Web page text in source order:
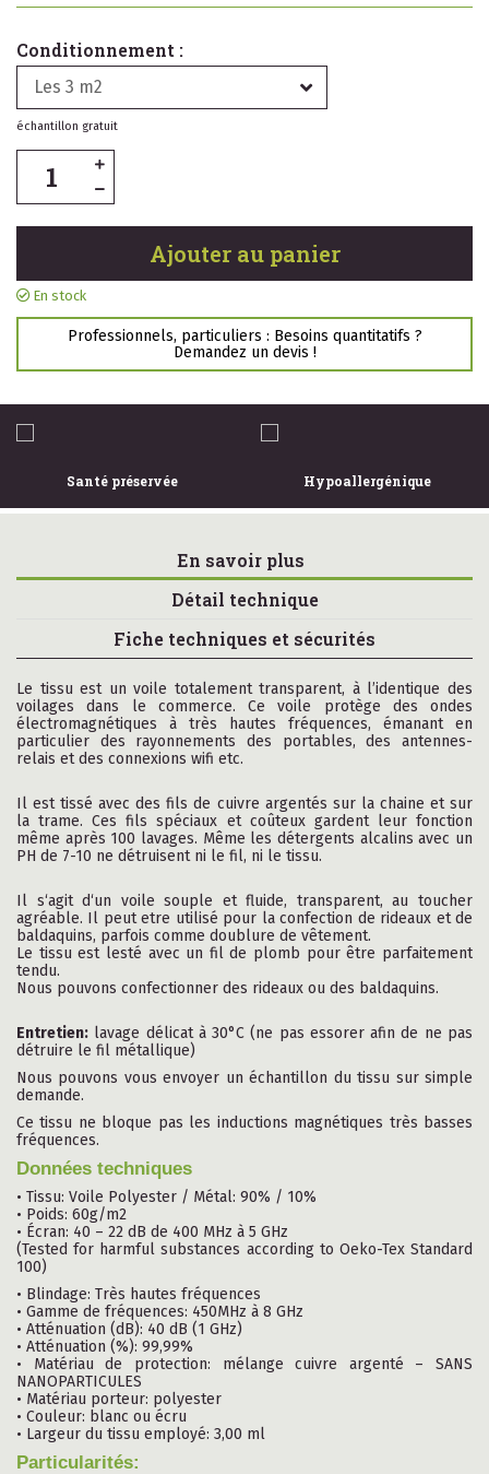
Conditionnement :
Les 3 m2
échantillon gratuit
Ajouter au panier
En stock
Professionnels, particuliers : Besoins quantitatifs ?
Demandez un devis !
Santé préservée Hypoallergénique
En savoir plus
Détail technique
Fiche techniques et sécurités
Le tissu est un voile totalement transparent, à l’identique des
voilages dans le commerce. Ce voile protège des ondes
électromagnétiques à très hautes fréquences, émanant en
particulier des rayonnements des portables, des antennes-
relais et des connexions wifi etc.
Il est tissé avec des fils de cuivre argentés sur la chaine et sur
la trame. Ces fils spéciaux et coûteux gardent leur fonction
même après 100 lavages. Même les détergents alcalins avec un
PH de 7-10 ne détruisent ni le fil, ni le tissu.
Il s‘agit d‘un voile souple et fluide, transparent, au toucher
agréable. Il peut etre utilisé pour la confection de rideaux et de
baldaquins, parfois comme doublure de vêtement.
Le tissu est lesté avec un fil de plomb pour être parfaitement
tendu.
Nous pouvons confectionner des rideaux ou des baldaquins.
Entretien: lavage délicat à 30°C (ne pas essorer afin de ne pas
détruire le fil métallique)
Nous pouvons vous envoyer un échantillon du tissu sur simple
demande.
Ce tissu ne bloque pas les inductions magnétiques très basses
fréquences.
Données techniques
• Tissu: Voile Polyester / Métal: 90% / 10%
• Poids: 60g/m2
• Écran: 40 – 22 dB de 400 MHz à 5 GHz
(Tested for harmful substances according to Oeko-Tex Standard
100)
• Blindage: Très hautes fréquences
• Gamme de fréquences: 450MHz à 8 GHz
• Atténuation (dB): 40 dB (1 GHz)
• Atténuation (%): 99,99%
• Matériau de protection: mélange cuivre argenté – SANS
NANOPARTICULES
• Matériau porteur: polyester
• Couleur: blanc ou écru
• Largeur du tissu employé: 3,00 ml
Particularités: